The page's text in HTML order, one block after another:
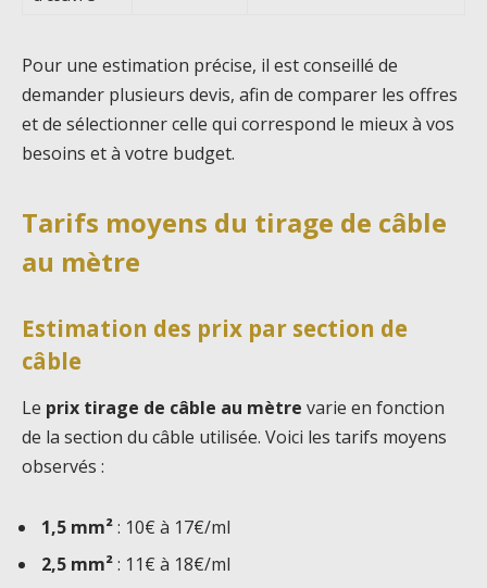
Pour une estimation précise, il est conseillé de
demander plusieurs devis, afin de comparer les offres
et de sélectionner celle qui correspond le mieux à vos
besoins et à votre budget.
Tarifs moyens du tirage de câble
au mètre
Estimation des prix par section de
câble
Le prix tirage de câble au mètre varie en fonction
de la section du câble utilisée. Voici les tarifs moyens
observés :
1,5 mm²: 10€ à 17€/ml
2,5 mm²: 11€ à 18€/ml